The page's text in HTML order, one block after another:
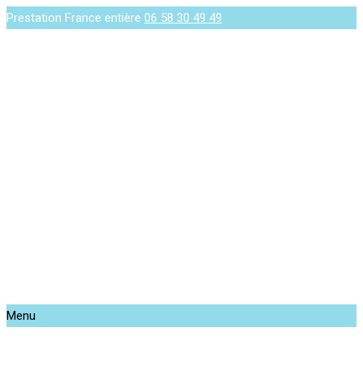
Prestation France entière 06 58 30 49 49
Menu